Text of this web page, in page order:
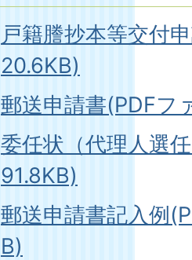
戸籍謄抄本等交付
20.6KB)
郵送申請書(PDFフ
委任状（代理人選
91.8KB)
郵送申請書記入例
B)